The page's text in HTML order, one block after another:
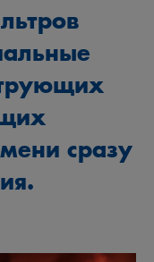
сразу